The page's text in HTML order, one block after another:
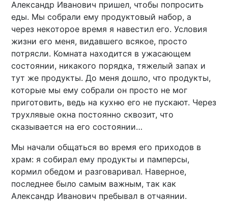
Александр Иванович пришел, чтобы попросить
еды. Мы собрали ему продуктовый набор, а
через некоторое время я навестил его. Условия
жизни его меня, видавшего всякое, просто
потрясли. Комната находится в ужасающем
состоянии, никакого порядка, тяжелый запах и
тут же продукты. До меня дошло, что продукты,
которые мы ему собрали он просто не мог
приготовить, ведь на кухню его не пускают. Через
трухлявые окна постоянно сквозит, что
сказывается на его состоянии…
Мы начали общаться во время его приходов в
храм: я собирал ему продукты и памперсы,
кормил обедом и разговаривал. Наверное,
последнее было самым важным, так как
Александр Иванович пребывал в отчаянии.